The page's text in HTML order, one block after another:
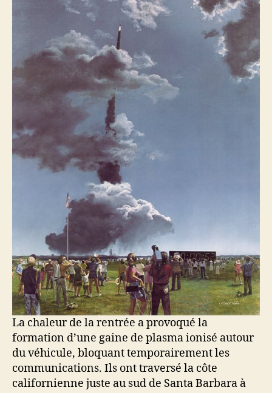
La chaleur de la rentrée a provoqué la
formation d’une gaine de plasma ionisé autour
du véhicule, bloquant temporairement les
communications. Ils ont traversé la côte
californienne juste au sud de Santa Barbara à